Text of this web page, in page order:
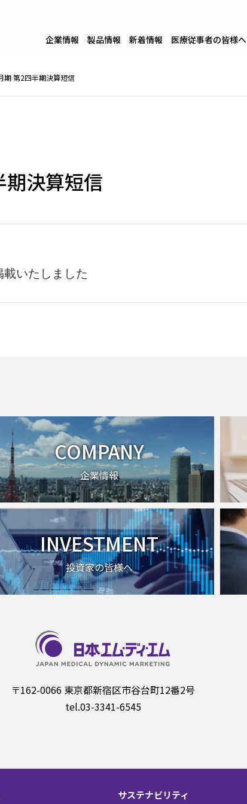
企業情報 製品情報 新着情報 医療従事者の皆様へ
期 第2四半期決算短信
決算短信
いたしました
COMPANY
企業情報
INVESTMENT
投資家の皆様へ
〒162-0066 東京都新宿区市谷台町12番2号
tel.03-3341-6545
サステナビリティ